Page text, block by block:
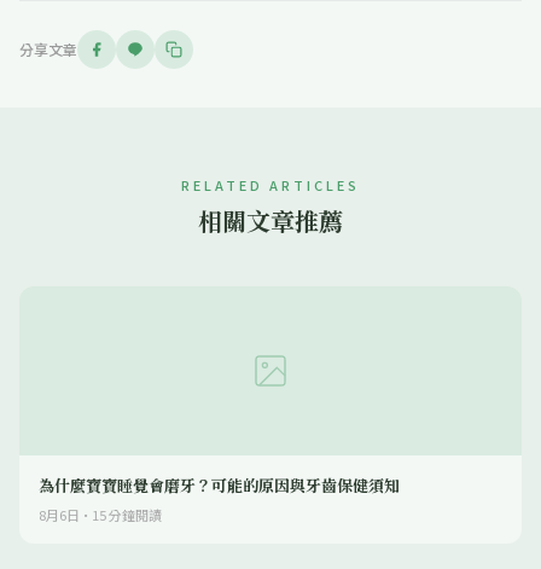
分享文章
RELATED ARTICLES
相關文章推薦
為什麼寶寶睡覺會磨牙？可能的原因與牙齒保健須知
8月6日 · 15分鐘閱讀